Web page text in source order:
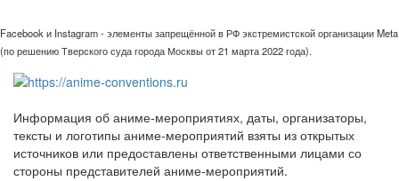
Facebook и Instagram - элементы запрещённой в РФ экстремистской организации Meta
(по решению Тверского суда города Москвы от 21 марта 2022 года).
Информация об аниме-мероприятиях, даты, организаторы,
тексты и логотипы аниме-мероприятий взяты из открытых
источников или предоставлены ответственными лицами со
стороны представителей аниме-мероприятий.